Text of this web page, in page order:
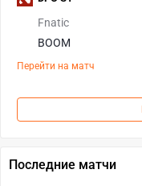
Fnatic
BOOM
Перейти на матч
Последние матчи